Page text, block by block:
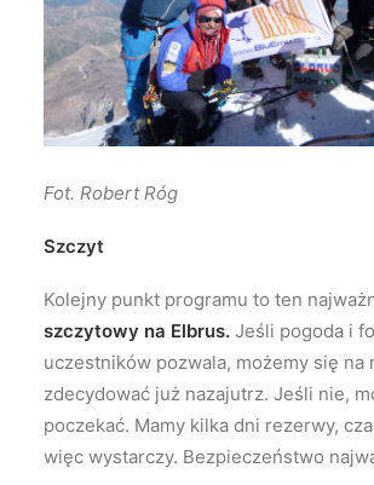
Fot. Robert Róg
Szczyt
Kolejny punkt programu to ten
szczytowy na Elbrus. Jeśli pogoda i
uczestników pozwala, możemy się na
zdecydować już nazajutrz. Jeśli nie,
poczekać. Mamy kilka dni rezerwy,
więc wystarczy. Bezpieczeństwo